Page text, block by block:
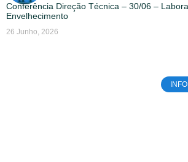
Conferência Direção Técnica – 30/06 –
Envelhecimento
26 Junho, 2026